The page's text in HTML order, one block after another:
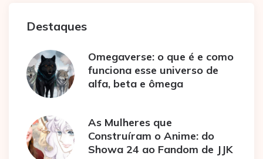
Destaques
Omegaverse: o que é e como
funciona esse universo de
alfa, beta e ômega
As Mulheres que
Construíram o Anime: do
Showa 24 ao Fandom de JJK